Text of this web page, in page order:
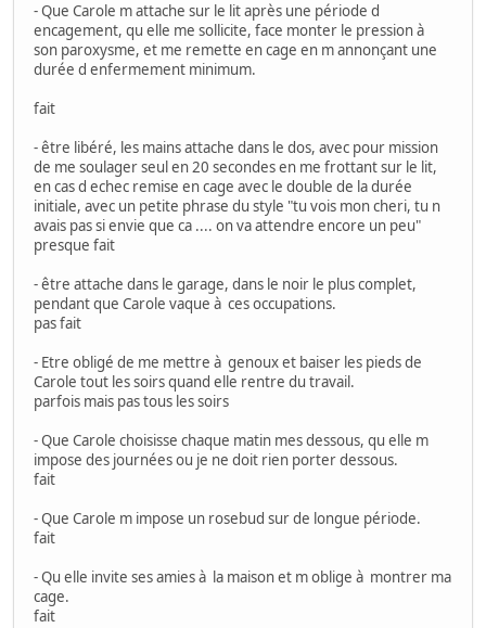
- Que Carole m attache sur le lit après une période d
encagement, qu elle me sollicite, face monter le pression à
son paroxysme, et me remette en cage en m annonçant une
durée d enfermement minimum.
fait
- être libéré, les mains attache dans le dos, avec pour mission
de me soulager seul en 20 secondes en me frottant sur le lit,
en cas d echec remise en cage avec le double de la durée
initiale, avec un petite phrase du style "tu vois mon cheri, tu n
avais pas si envie que ca .... on va attendre encore un peu"
presque fait
- être attache dans le garage, dans le noir le plus complet,
pendant que Carole vaque à ces occupations.
pas fait
- Etre obligé de me mettre à genoux et baiser les pieds de
Carole tout les soirs quand elle rentre du travail.
parfois mais pas tous les soirs
- Que Carole choisisse chaque matin mes dessous, qu elle m
impose des journées ou je ne doit rien porter dessous.
fait
- Que Carole m impose un rosebud sur de longue période.
fait
- Qu elle invite ses amies à la maison et m oblige à montrer ma
cage.
fait